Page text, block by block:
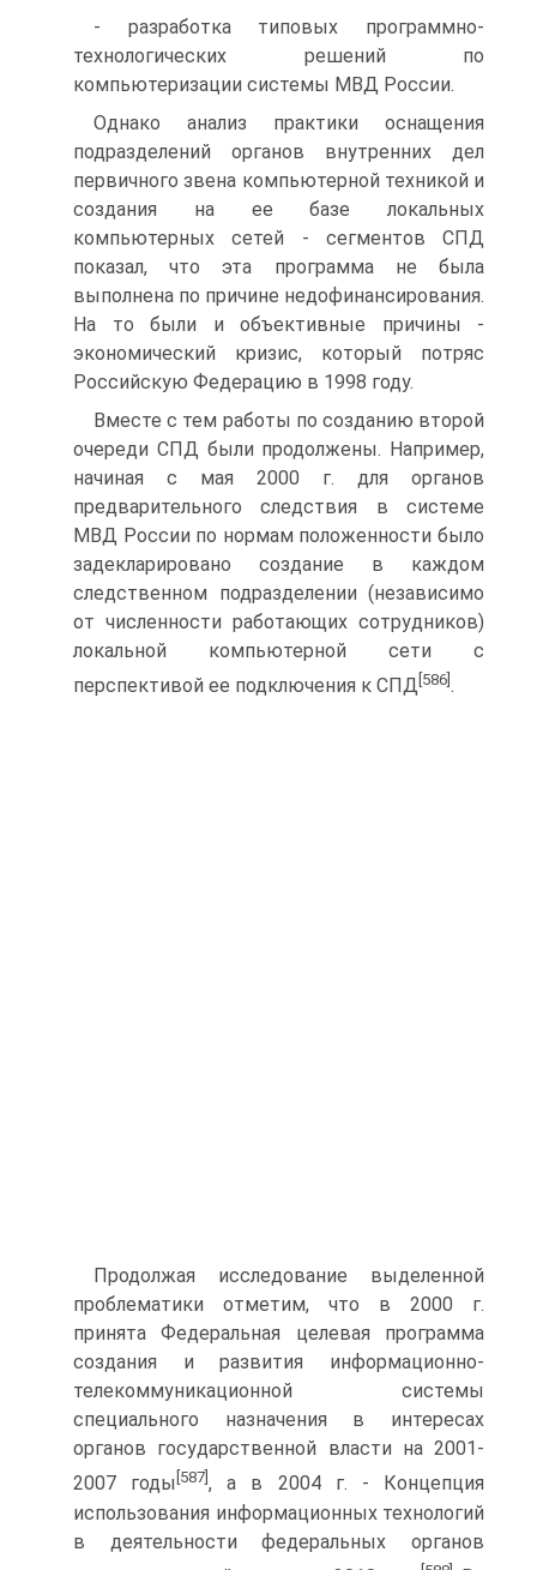
- разработка типовых программно-
технологических решений по
компьютеризации системы МВД России.
Однако анализ практики оснащения
подразделений органов внутренних дел
первичного звена компьютерной техникой и
создания на ее базе локальных
компьютерных сетей - сегментов СПД
показал, что эта программа не была
выполнена по причине недофинансирования.
На то были и объективные причины -
экономический кризис, который потряс
Российскую Федерацию в 1998 году.
Вместе с тем работы по созданию второй
очереди СПД были продолжены. Например,
начиная с мая 2000 г. для органов
предварительного следствия в системе
МВД России по нормам положенности было
задекларировано создание в каждом
следственном подразделении (независимо
от численности работающих сотрудников)
локальной компьютерной сети с
перспективой ее подключения к СПД [586] .
Продолжая исследование выделенной
проблематики отметим, что в 2000 г.
принята Федеральная целевая программа
создания и развития информационно-
телекоммуникационной системы
специального назначения в интересах
органов государственной власти на 2001-
2007 годы [587] , а в 2004 г. - Концепция
использования информационных технологий
в деятельности федеральных органов